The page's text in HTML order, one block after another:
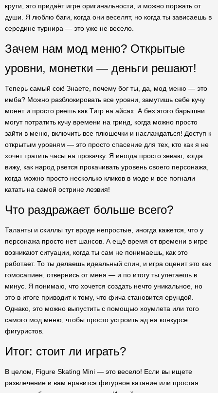
крути, это придаёт игре оригинальности, и можно поржать от
души. Я люблю баги, когда они веселят, но когда ты зависаешь в
середине турнира — это уже не весело.
Зачем нам мод меню? Открытые
уровни, монетки — деньги решают!
Теперь самый сок! Знаете, почему бог ты, да, мод меню — это
имба? Можно разблокировать все уровни, замутишь себе кучу
монет и просто рвешь как Тигр на айсах. А без этого барышни
могут потратить кучу времени на гринд, когда можно просто
зайти в меню, включить все плюшечки и наслаждаться! Доступ к
открытым уровням — это просто спасение для тех, кто как я не
хочет тратить часы на прокачку. Я иногда просто зеваю, когда
вижу, как народ рвется прокачивать уровень своего персонажа,
когда можно просто несколько кликов в моде и все погнали
катать на самой острине лезвия!
Что раздражает больше всего?
Таланты и скиллы тут вроде непростые, иногда кажется, что у
персонажа просто нет шансов. А ещё время от времени в игре
возникают ситуации, когда ты сам не понимаешь, как это
работает. То ты делаешь идеальный спин, и игра оценит это как
гомосапиен, отвернись от меня — и по итогу ты улетаешь в
минус. Я понимаю, что хочется создать нечто уникальное, но
это в итоге приводит к тому, что фича становится ерундой.
Однако, это можно выпустить с помощью хоумлета или того
самого мод меню, чтобы просто устроить ад на конкурсе
фигуристов.
Итог: стоит ли играть?
В целом, Figure Skating Mini — это весело! Если вы ищете
развлечение и вам нравится фигурное катание или простая